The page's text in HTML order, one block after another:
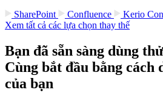
SharePoint
Confluence Kerio
Xem tất cả các lựa chọn thay thế
Bạn đã sẵn sàng dùng
Cùng bắt đầu bằng cách
của bạn